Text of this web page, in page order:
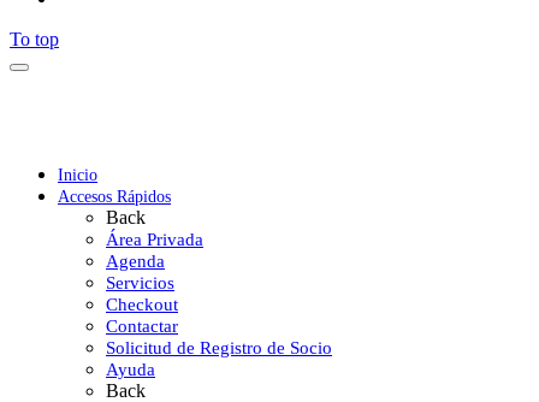
To top
Inicio
Accesos Rápidos
Back
Área Privada
Agenda
Servicios
Checkout
Contactar
Solicitud de Registro de Socio
Ayuda
Back